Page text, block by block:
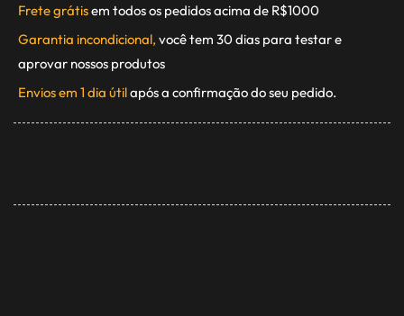
Frete grátisem todos os pedidos acima de R$1000
Garantia incondicional, você tem 30 dias para testar e
aprovar nossos produtos
Envios em 1 dia útilapós a confirmação do seu pedido.